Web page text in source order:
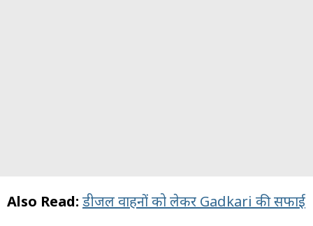
Also Read: डीजल वाहनों को लेकर Gadkari की सफाई